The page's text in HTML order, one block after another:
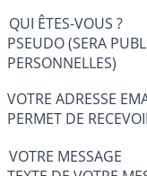
QUI ÊTES-VOUS ?
PSEUDO (SERA
PERSONNELLES)
VOTRE ADRESSE
PERMET DE
VOTRE MESSAGE